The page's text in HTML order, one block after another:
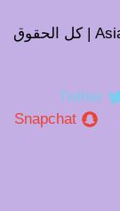
حقوق النشر© 2010-2023| AsianDavinci.com | كل الحقوق
Twitter
Snapchat